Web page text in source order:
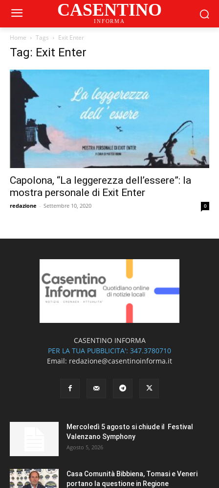
CASENTINO
INFORMA
Home Tags Exit Enter
Tag: Exit Enter
Capolona, “La leggerezza dell’essere”: la
mostra personale di Exit Enter
redazione - Settembre 10, 2020 0
CASENTINO INFORMA
PER LA TUA PUBBLICITA': 347.3780710
Email: redazione@casentinoinforma.it
Mercoledì 5 agosto si chiude il Festival
Valenzano Symphony
Agosto 5, 2026
Casa Comunità Bibbiena, Tomasi e Veneri
portano la questione in Regione